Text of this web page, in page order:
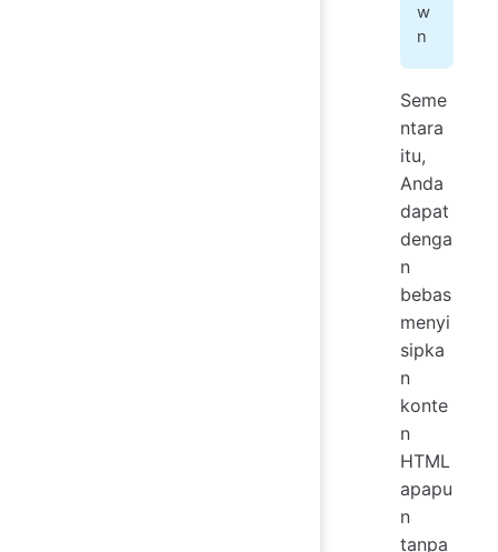
w
n
Seme
ntara
itu,
Anda
dapat
denga
n
bebas
menyi
sipka
n
konte
n
HTML
apapu
n
tanpa